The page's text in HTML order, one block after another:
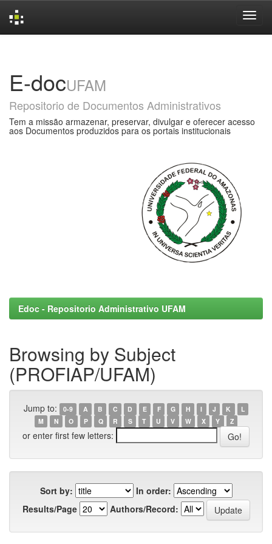
E-docUFAM
Repositorio de Documentos Administrativos
Tem a missão armazenar, preservar, divulgar e oferecer acesso
aos Documentos produzidos para os portais institucionais
Edoc - Repositorio Administrativo UFAM
Browsing by Subject
(PROFIAP/UFAM)
Jump to: 0-9 A B C D E F G H I J K
L
M
N O P Q R S T U V W X Y Z
or enter first few letters:
Sort by:
In order:
Results/Page
Authors/Record: